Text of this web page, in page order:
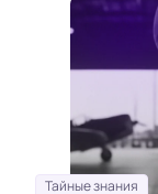
Тайные знания